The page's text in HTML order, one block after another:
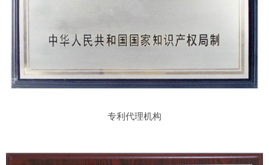
专利代理机构